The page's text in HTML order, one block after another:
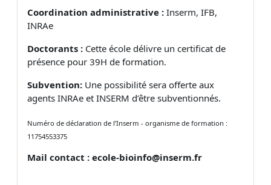
Coordination administrative : Inserm, IFB,
INRAe
Doctorants : Cette école délivre un certificat de
présence pour 39H de formation.
Subvention: Une possibilité sera offerte aux
agents INRAe et INSERM d’être subventionnés.
Numéro de déclaration de l’Inserm - organisme de formation :
11754553375
Mail contact : ecole-bioinfo@inserm.fr